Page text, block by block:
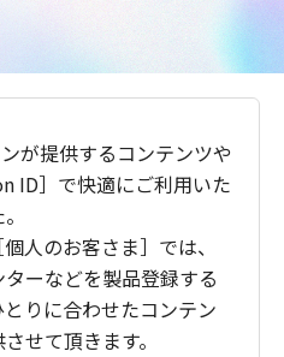
が提供するコンテンツや
ID］で快適にご利用いた
人のお客さま］では、
ーなどを製品登録する
りに合わせたコンテン
せて頂きます。